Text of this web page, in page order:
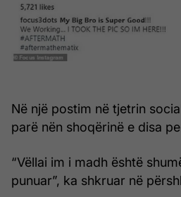
Në një postim në tjetrin
parë nën shoqërinë e disa
“Vëllai im i madh është
punuar”, ka shkruar në